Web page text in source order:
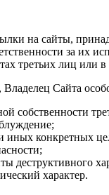
на сайты,
за их
третьих лиц или в
Сайта
собственности
иных конкретных
деструктивного
характер.